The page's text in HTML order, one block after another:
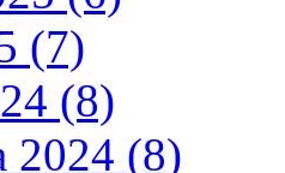
(7)
(8)
2024 (8)